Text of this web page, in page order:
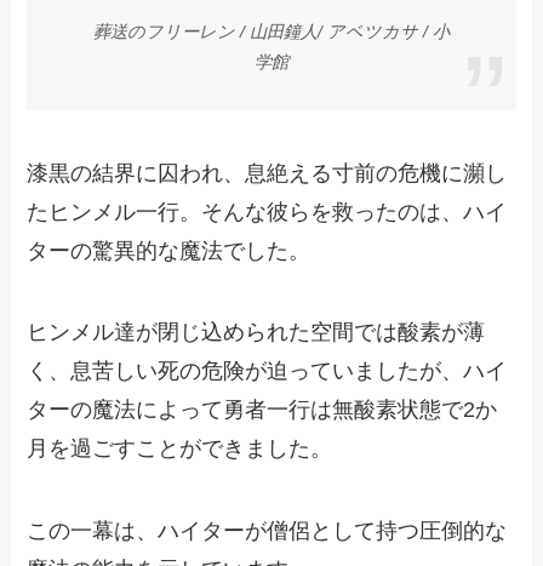
葬送のフリーレン / 山田鐘人/ アベツカサ / 小
学館
漆黒の結界に囚われ、息絶える寸前の危機に瀕し
たヒンメル一行。そんな彼らを救ったのは、ハイ
ターの驚異的な魔法でした。
ヒンメル達が閉じ込められた空間では酸素が薄
く、息苦しい死の危険が迫っていましたが、ハイ
ターの魔法によって勇者一行は無酸素状態で2か
月を過ごすことができました。
この一幕は、ハイターが僧侶として持つ圧倒的な